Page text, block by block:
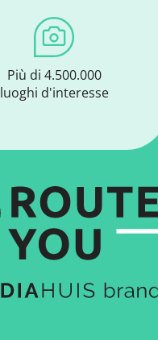
Più di 4.500.000
luoghi d'interesse